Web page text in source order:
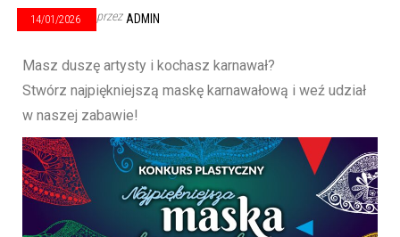
14/01/2026 przez ADMIN
Masz duszę artysty i kochasz karnawał?
Stwórz najpiękniejszą maskę karnawałową i weź udział
w naszej zabawie!